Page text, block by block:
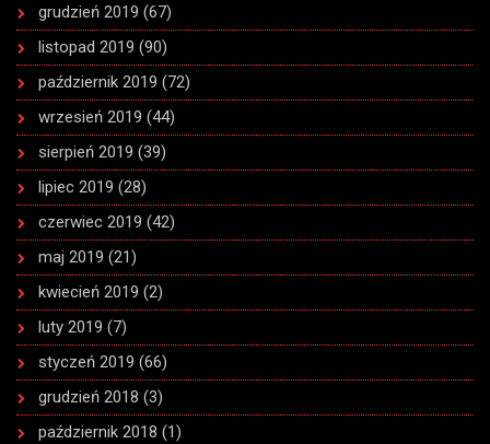
grudzień 2019 (67)
listopad 2019 (90)
październik 2019 (72)
wrzesień 2019 (44)
sierpień 2019 (39)
lipiec 2019 (28)
czerwiec 2019 (42)
maj 2019 (21)
kwiecień 2019 (2)
luty 2019 (7)
styczeń 2019 (66)
grudzień 2018 (3)
październik 2018 (1)